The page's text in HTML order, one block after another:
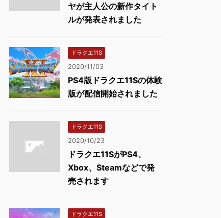
ヤが主人公の新作タイト
ルが発表されました
ドラクエ11S
2020/11/03
PS4版ドラクエ11Sの体験
版が配信開始されました
ドラクエ11S
2020/10/23
ドラクエ11SがPS4、
Xbox、Steamなどで発
売されます
ドラクエ11S